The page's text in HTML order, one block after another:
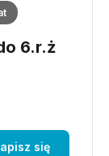
6.r.ż
się